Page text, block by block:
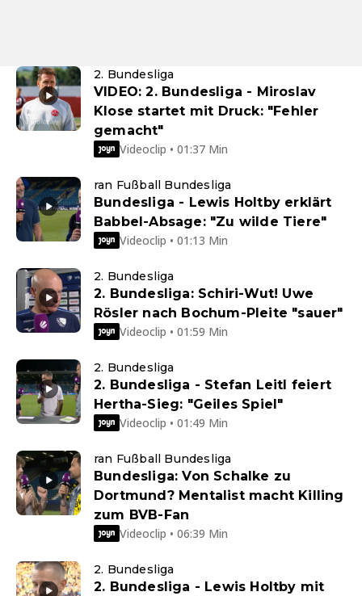
2. Bundesliga
VIDEO: 2. Bundesliga - Miroslav
Klose startet mit Druck: "Fehler
gemacht"
Videoclip • 01:37 Min
ran Fußball Bundesliga
Bundesliga - Lewis Holtby erklärt
Babbel-Absage: "Zu wilde Tiere"
Videoclip • 01:13 Min
2. Bundesliga
2. Bundesliga: Schiri-Wut! Uwe
Rösler nach Bochum-Pleite "sauer"
Videoclip • 01:59 Min
2. Bundesliga
2. Bundesliga - Stefan Leitl feiert
Hertha-Sieg: "Geiles Spiel"
Videoclip • 01:49 Min
ran Fußball Bundesliga
Bundesliga: Von Schalke zu
Dortmund? Mentalist macht Killing
zum BVB-Fan
Videoclip • 06:39 Min
2. Bundesliga
2. Bundesliga - Lewis Holtby mit